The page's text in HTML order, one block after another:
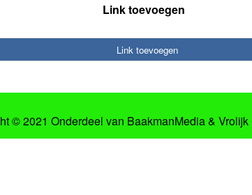
Link toevoegen
Link toevoegen
© 2021 Onderdeel van BaakmanMedia& Vrolijk